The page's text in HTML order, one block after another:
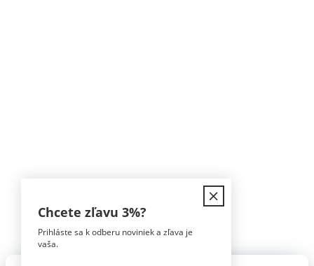
Tomáš Hula
Chcete zľavu 3%?
Prihláste sa k odberu noviniek a zľava je
vaša.